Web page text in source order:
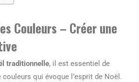
Couleurs – Créer une
traditionnelle, il est essentiel de
qui évoque l’esprit de Noël.